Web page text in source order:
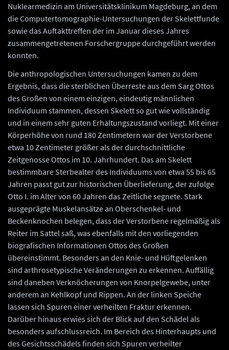
Nuklearmedizin am Universitätsklinikum Magdeburg, an dem
die Computertomographie-Untersuchungen der Skelettfunde
sowie das Auftakttreffen der im Januar dieses Jahres
zusammengetretenen Forschergruppe durchgeführt werden
konnten.
Die anthropologischen Untersuchungen kamen zu dem
Ergebnis, dass die sterblichen Überreste aus dem Sarg Ottos
des Großen von einem einzigen, eindeutig männlichen
Individuum stammen, dessen Skelett so gut wie vollständig
und in einem sehr guten Erhaltungszustand vorliegt. Mit einer
Körperhöhe von rund 180 Zentimetern war der Verstorbene
etwa 10 Zentimeter größer als der durchschnittliche
Zeitgenosse Ottos im 10. Jahrhundert. Das am Skelett
bestimmbare Sterbealter des Individuums von etwa 55 bis 65
Jahren passt gut zur historischen Überlieferung, der zufolge
Otto I. im Alter von 60 Jahren das Zeitliche segnete. Stark
ausgeprägte Muskelansätze an Oberschenkel- und
Beckenknochen belegen, dass der Verstorbene regelmäßig als
Reiter im Sattel saß, was ebenfalls mit den vorliegenden
biografischen Informationen Ottos des Großen
übereinstimmt. Besonders an den Knie- und Hüftgelenken
sind arthrosetypische Veränderungen zu erkennen. Auffällig
sind daneben Verknöcherungen von Knorpelgewebe, unter
anderem an Kehlkopf und Rippen. An der linken Speiche
lassen sich Spuren einer verheilten Fraktur erkennen.
Darüber hinaus erwies sich der Blick auf den Schädel als
besonders aufschlussreich. Im Bereich des Hinterhaupts und
des Gesichtsschädels finden sich Spuren verheilter